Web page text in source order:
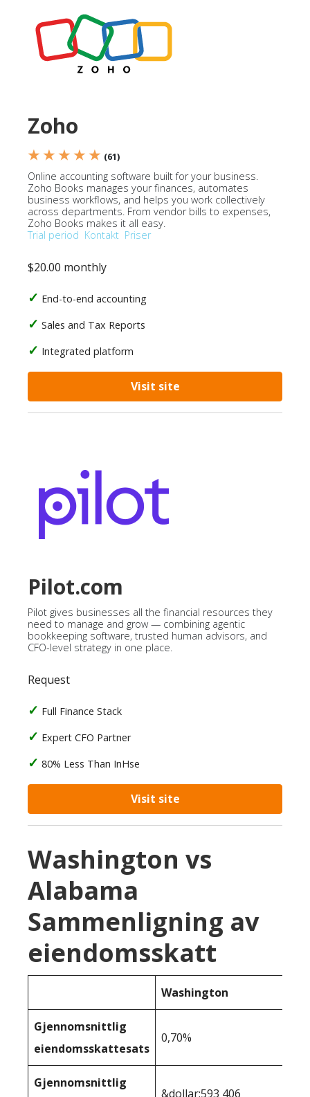
Zoho
★ ★ ★ ★ ★ (61)
Online accounting software built for your business.
Zoho Books manages your finances, automates
business workflows, and helps you work collectively
across departments. From vendor bills to expenses,
Zoho Books makes it all easy.
Trial period Kontakt Priser
$20.00 monthly
End-to-end accounting
Sales and Tax Reports
Integrated platform
Visit site
Pilot.com
Pilot gives businesses all the financial resources they
need to manage and grow — combining agentic
bookkeeping software, trusted human advisors, and
CFO-level strategy in one place.
Request
Full Finance Stack
Expert CFO Partner
80% Less Than InHse
Visit site
Washington vs
Alabama
Sammenligning av
eiendomsskatt
Washington
Gjennomsnittlig
eiendomsskattesats
0,70%
Gjennomsnittlig
&dollar;593 406